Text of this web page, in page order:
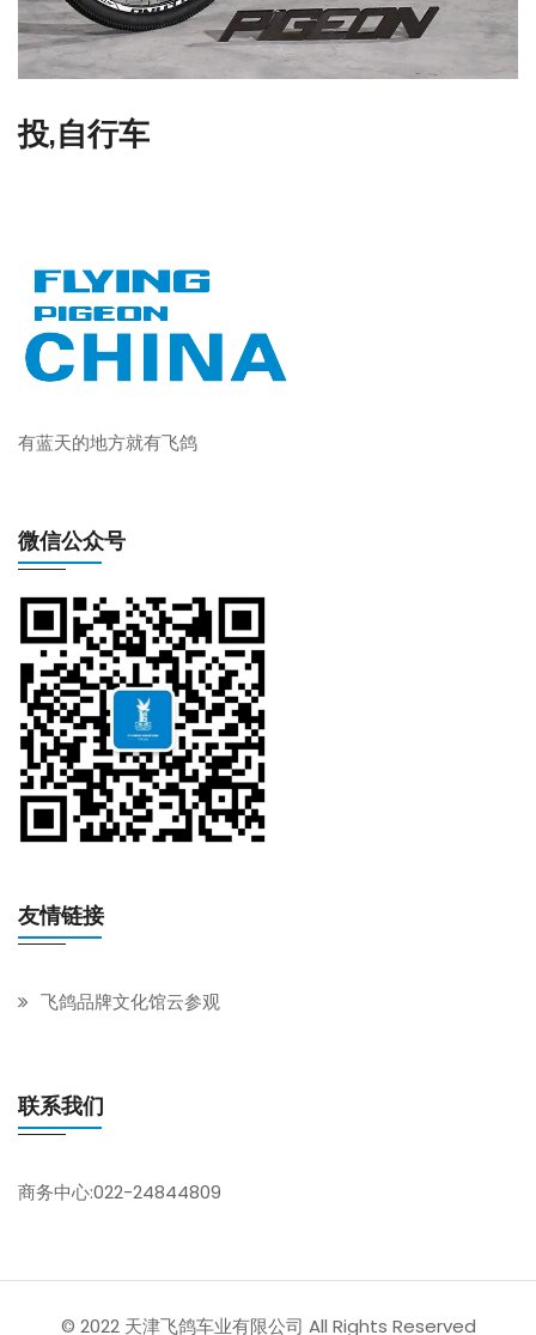
投,自行车
有蓝天的地方就有飞鸽
微信公众号
友情链接
飞鸽品牌文化馆云参观
联系我们
商务中心:022-24844809
© 2022 天津飞鸽车业有限公司 All Rights Reserved